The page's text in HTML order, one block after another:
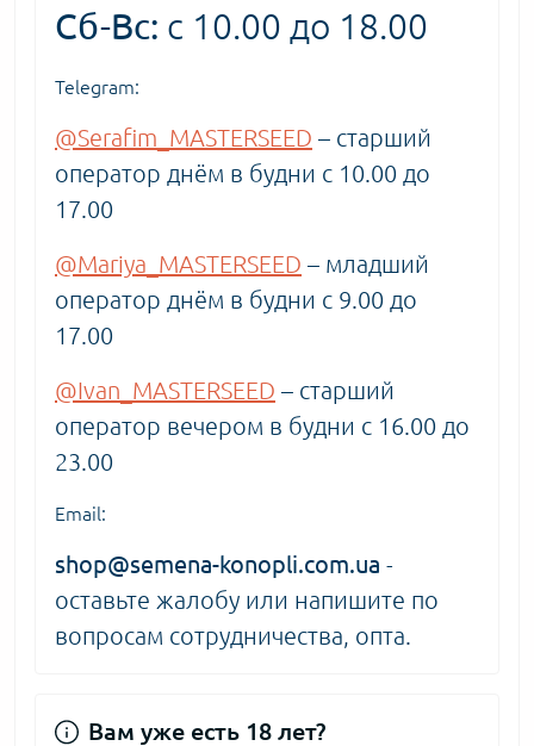
Сб-Вс: с 10.00 до 18.00
Telegram:
@Serafim_MASTERSEED – старший
оператор днём в будни с 10.00 до
17.00
@Mariya_MASTERSEED – младший
оператор днём в будни с 9.00 до
17.00
@Ivan_MASTERSEED – старший
оператор вечером в будни с 16.00 до
23.00
Email:
shop@semena-konopli.com.ua -
оставьте жалобу или напишите по
вопросам сотрудничества, опта.
Вам уже есть 18 лет?